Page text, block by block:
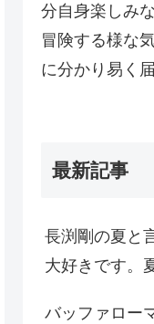
分自身楽しみ
冒険する様な
に分かり易く
最新記事
長渕剛の夏と
大好きです。
バッファロー